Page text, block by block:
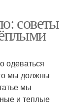
советы
одеваться
мы должны
мы
и теплые